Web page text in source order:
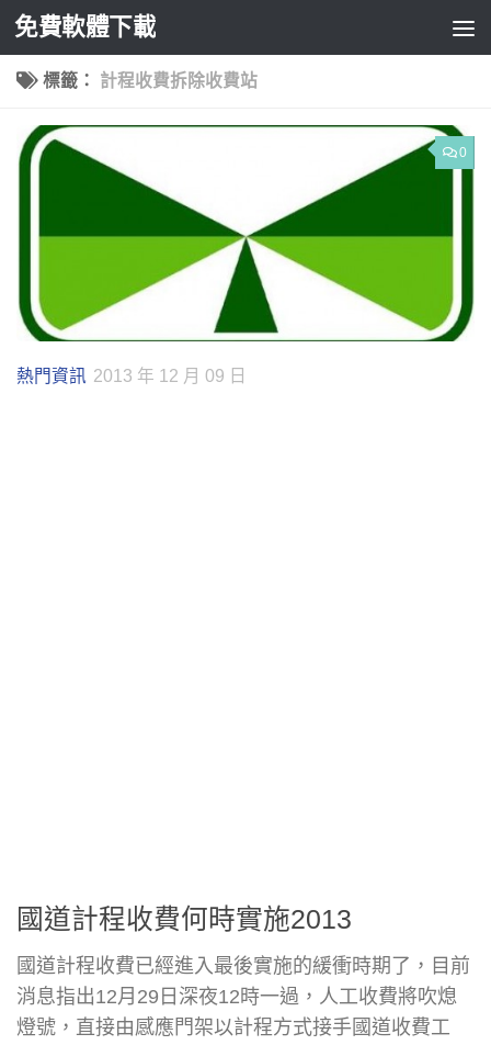
Skip to content
免費軟體下載
標籤： 計程收費拆除收費站
0
熱門資訊 2013 年 12 月 09 日
國道計程收費何時實施2013
國道計程收費已經進入最後實施的緩衝時期了，目前
消息指出12月29日深夜12時一過，人工收費將吹熄
燈號，直接由感應門架以計程方式接手國道收費工